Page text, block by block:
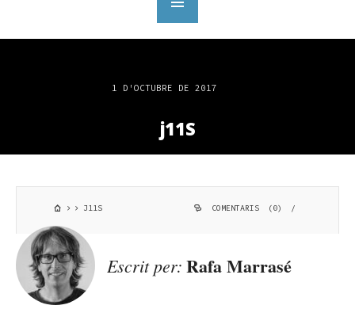
1 D'OCTUBRE DE 2017
j11S
J11S COMENTARIS (0) /
Escrit per: Rafa Marrasé